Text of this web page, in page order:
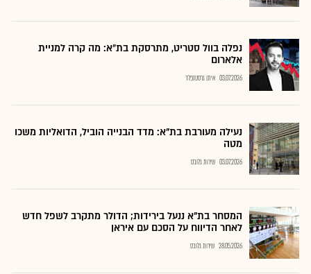
נפלה בוול סטריט, מתרסקת בת״א: מה קרה למניית
אלארום
03.07.2026 איתן גרסטנפלד
נעילה מעורבת בת"א: מדד הבנייה הוביל, הדואליות משכו
מטה
03.07.2026 שירות גלובס
המסחר בת"א ננעל בירידות; הדולר מתקרב לשפל חדש
לאחר הדיווח על הסכם עם איראן
28.05.2026 שירות גלובס